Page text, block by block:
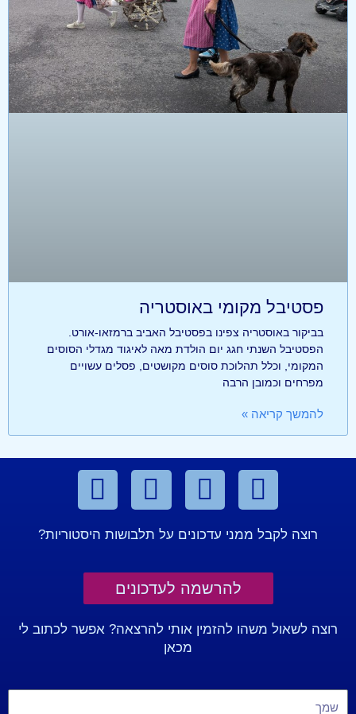
פסטיבל מקומי באוסטריה
בביקור באוסטריה צפינו בפסטיבל האביב ברמזאו-אורט.
הפסטיבל השנתי חגג יום הולדת מאה לאיגוד מגדלי הסוסים
המקומי, וכלל תהלוכת סוסים מקושטים, פסלים עשויים
מפרחים וכמובן הרבה
להמשך קריאה »
רוצה לקבל ממני עדכונים על תלבושות היסטוריות?
להרשמה לעדכונים
רוצה לשאול משהו להזמין אותי להרצאה? אפשר לכתוב לי
מכאן